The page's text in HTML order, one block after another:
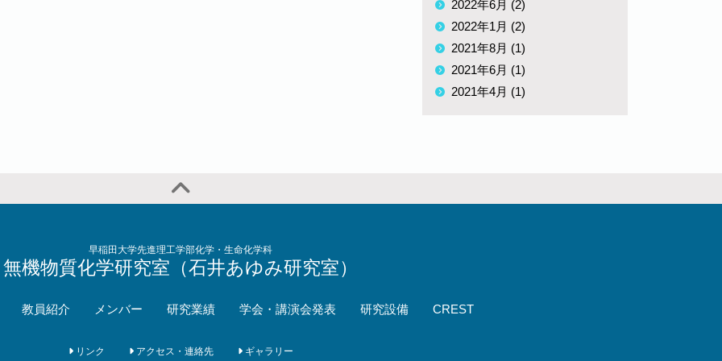
2022年6月 (2)
2022年1月 (2)
2021年8月 (1)
2021年6月 (1)
2021年4月 (1)
早稲田大学先進理工学部化学・生命化学科
無機物質化学研究室（石井あゆみ研究室）
教員紹介 メンバー 研究業績 学会・講演会発表 研究設備 CREST
リンク アクセス・連絡先 ギャラリー